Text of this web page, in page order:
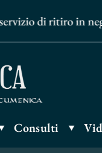
di ritiro in
Consulti